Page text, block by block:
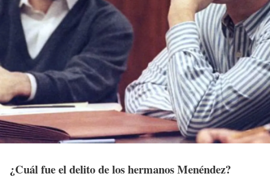
¿Cuál fue el delito de los hermanos Menéndez?